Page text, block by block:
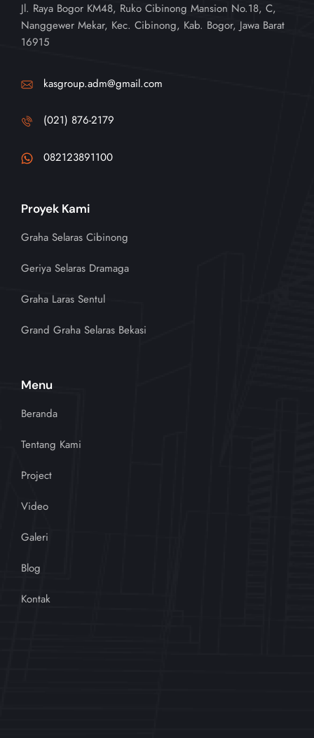
Jl. Raya Bogor KM48, Ruko Cibinong Mansion No.18, C,
Nanggewer Mekar, Kec. Cibinong, Kab. Bogor, Jawa Barat
16915
kasgroup.adm@gmail.com
(021) 876-2179
082123891100
Proyek Kami
Graha Selaras Cibinong
Geriya Selaras Dramaga
Graha Laras Sentul
Grand Graha Selaras Bekasi
Menu
Beranda
Tentang Kami
Project
Video
Galeri
Blog
Kontak